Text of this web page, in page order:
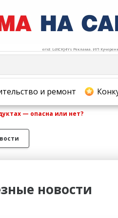
erid: LdtCKJ4Ys Реклама. ИП
и ремонт
— опасна или нет?
новости